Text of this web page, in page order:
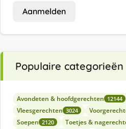
Aanmelden
Populaire categorieën
Avondeten & hoofdgerechten 12144
Vleesgerechten 3024
Soepen 2120 Toetjes &